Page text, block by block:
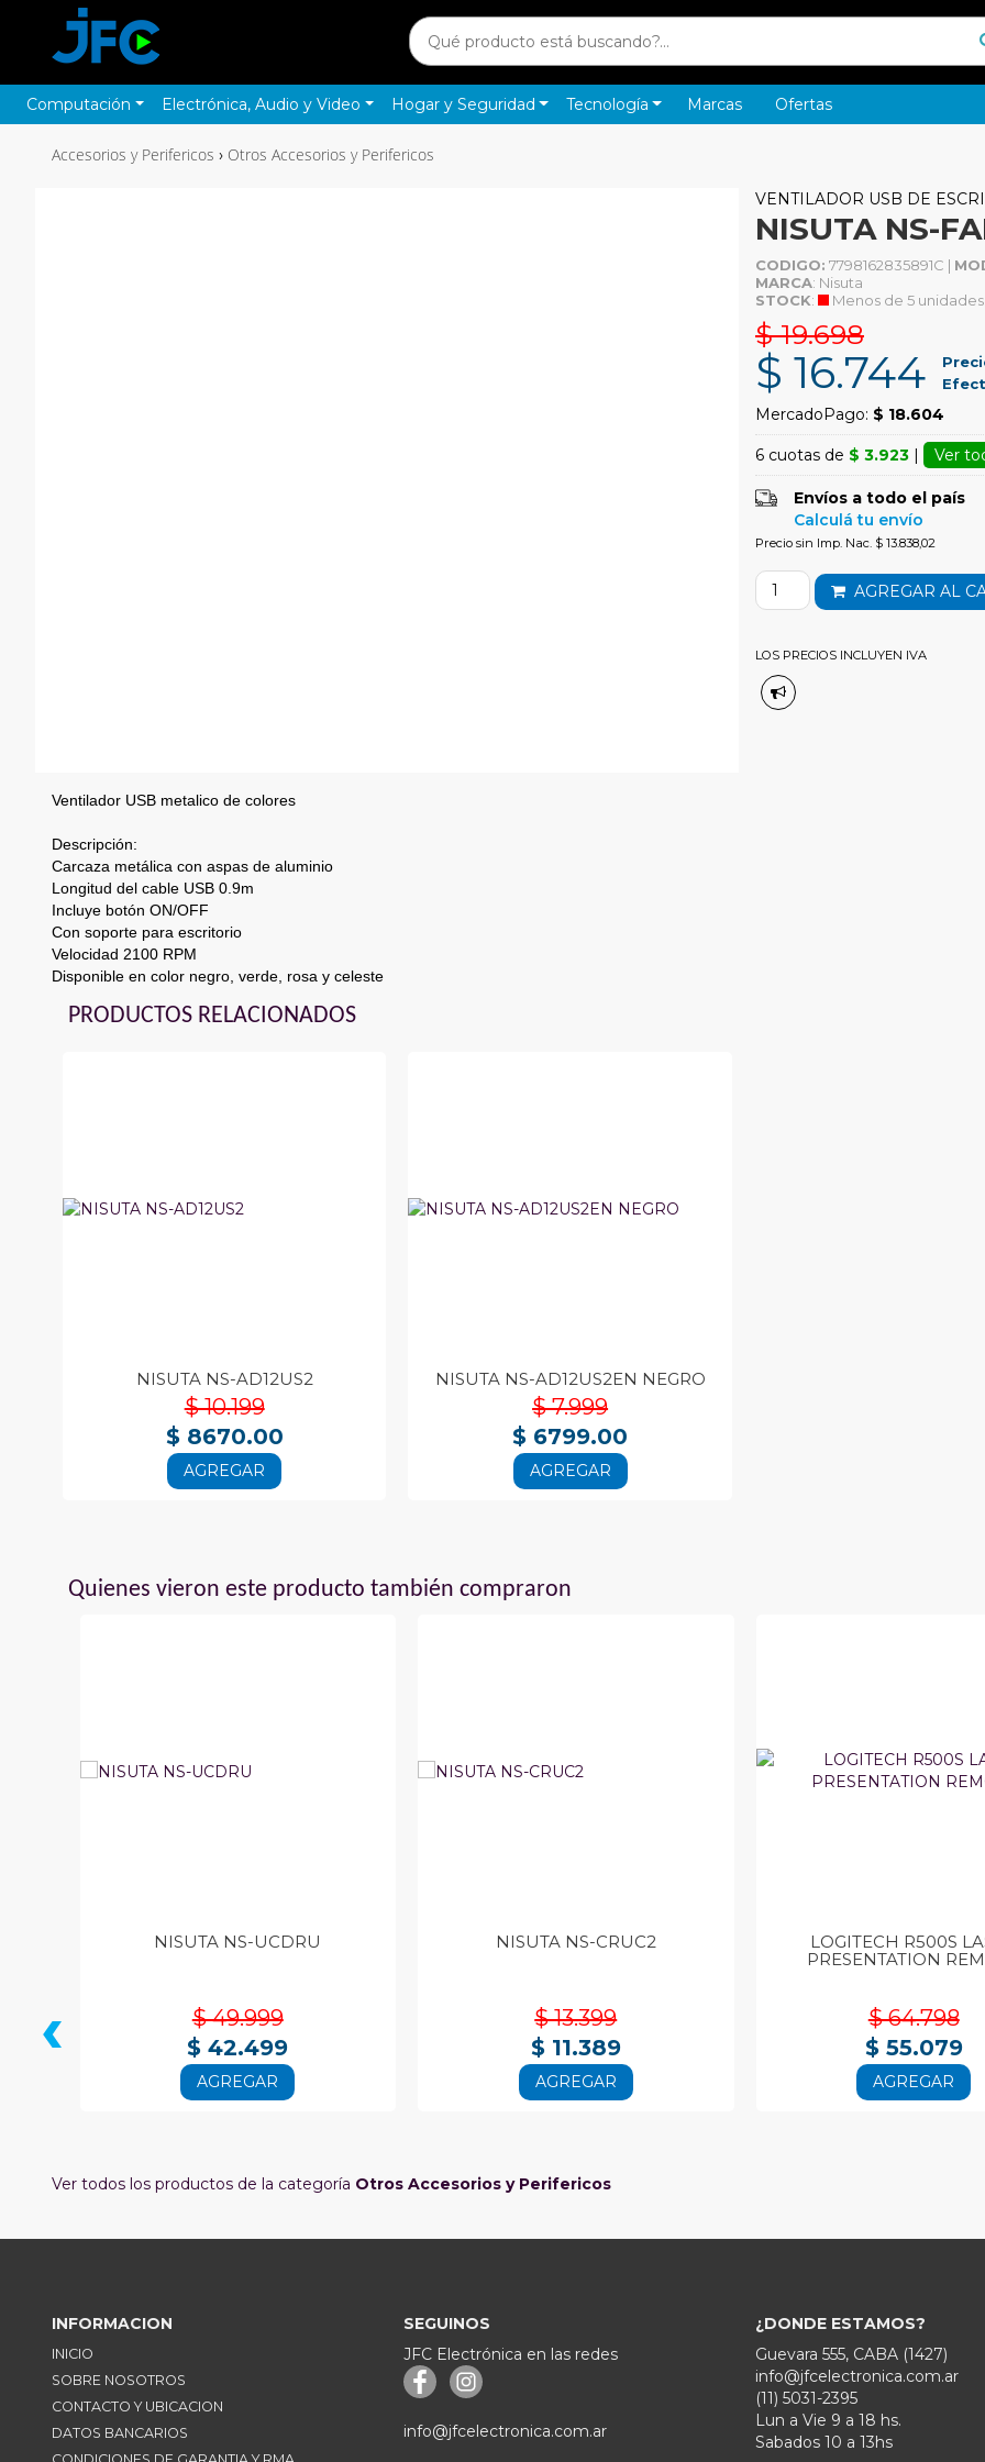
Computación Electrónica, Audio y Video Hogar y Seguridad Tecnología Marcas Ofertas
Accesorios y Perifericos › Otros Accesorios y Perifericos
VENTILADOR USB DE
NISUTA NS-
CODIGO: 7798162835891C |
MARCA: Nisuta
STOCK: Menos de 5 unidades.
$ 19.698
$ 16.744
MercadoPago: $ 18.604
6 cuotas de $ 3.923 | Ver
Envíos a todo el país
Calculá tu envío
Precio sin Imp. Nac. $ 13.838,02
AGREGAR AL
LOS PRECIOS INCLUYEN IVA
Ventilador USB metalico de colores
Descripción:
Carcaza metálica con aspas de aluminio
Longitud del cable USB 0.9m
Incluye botón ON/OFF
Con soporte para escritorio
Velocidad 2100 RPM
Disponible en color negro, verde, rosa y celeste
PRODUCTOS RELACIONADOS
NISUTA NS-AD12US2
$ 10.199
$ 8670.00
AGREGAR
NISUTA NS-AD12US2EN NEGRO
$ 7.999
$ 6799.00
AGREGAR
Quienes vieron este producto también compraron
NISUTA NS-UCDRU
$ 49.999
$ 42.499
AGREGAR
NISUTA NS-CRUC2
$ 13.399
$ 11.389
AGREGAR
LOGITECH R500S
PRESENTATION
$ 64.798
$ 55.079
AGREGAR
‹
Ver todos los productos de la categoría Otros Accesorios y Perifericos
INFORMACION
INICIO
SOBRE NOSOTROS
CONTACTO Y UBICACION
DATOS BANCARIOS
SEGUINOS
JFC Electrónica en las redes
info@jfcelectronica.com.ar
¿DONDE ESTAMOS?
Guevara 555, CABA (1427)
info@jfcelectronica.com.ar
(11) 5031-2395
Lun a Vie 9 a 18 hs.
Sabados 10 a 13hs